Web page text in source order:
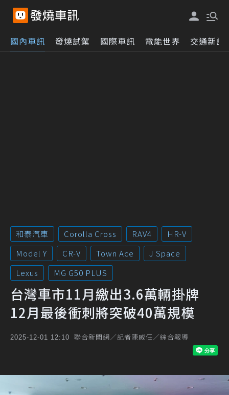
國內車訊 發燒試駕 國際車訊 電能世界 交通新訊
和泰汽車 Corolla Cross RAV4
HR-V
Model Y
CR-V Town Ace
J Space
Lexus
MG G50 PLUS
台灣車市11月繳出3.6萬輛掛牌
12月最後衝刺將突破40萬規模
2025-12-01 12:10 聯合新聞網／記者陳威任／綜合報導